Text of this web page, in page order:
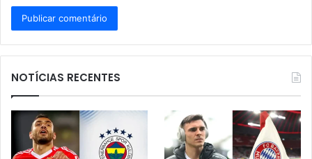
NOTÍCIAS RECENTES